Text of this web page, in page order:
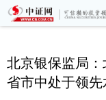
北京银保监局
省市中处于领先